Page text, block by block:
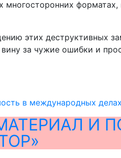
многосторонних
этих деструктивных
за чужие ошибки и
в международных делах
И